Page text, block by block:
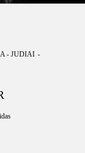
- JUDIAI